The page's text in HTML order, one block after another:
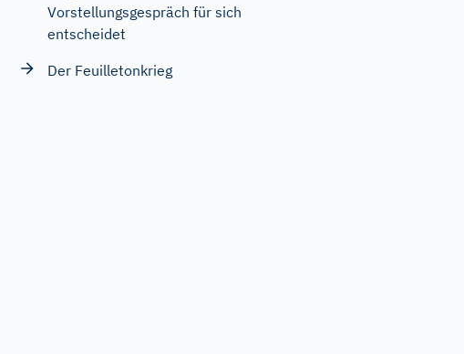
Vorstellungsgespräch für sich
entscheidet
Der Feuilletonkrieg